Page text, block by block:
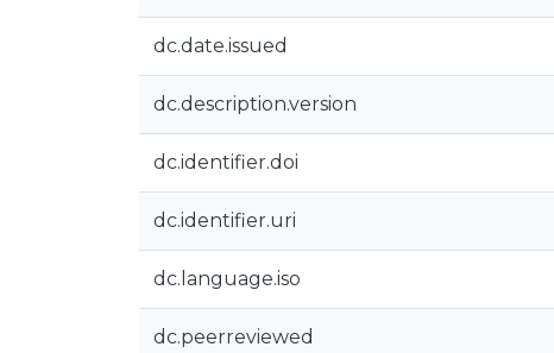
dc.date.issued
dc.description.version
dc.identifier.doi
dc.identifier.uri
dc.language.iso
dc.peerreviewed